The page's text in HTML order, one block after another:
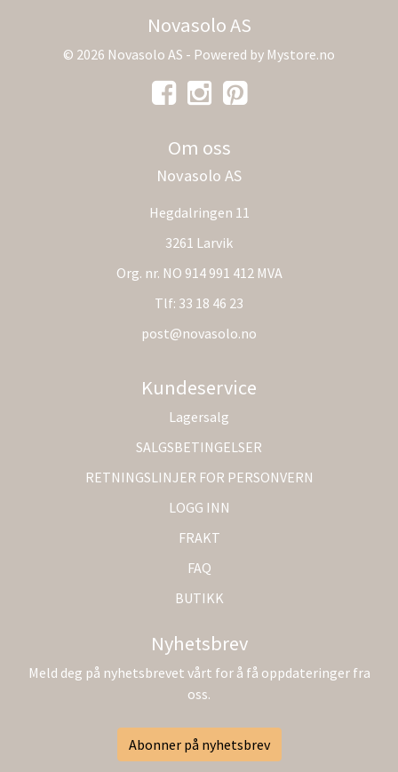
Novasolo AS
© 2026 Novasolo AS - Powered by Mystore.no
Om oss
Novasolo AS
Hegdalringen 11
3261 Larvik
Org. nr. NO 914 991 412 MVA
Tlf: 33 18 46 23
post@novasolo.no
Kundeservice
Lagersalg
SALGSBETINGELSER
RETNINGSLINJER FOR PERSONVERN
LOGG INN
FRAKT
FAQ
BUTIKK
Nyhetsbrev
Meld deg på nyhetsbrevet vårt for å få oppdateringer fra
oss.
Abonner på nyhetsbrev